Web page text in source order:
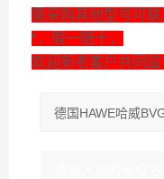
需采购其他型号可联
*，假一赔十，
欢迎新老客户共同监